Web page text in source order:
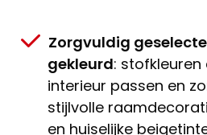
Zorgvuldig
gekleurd: stofkleuren
interieur passen en
stijlvolle
en huiselijke